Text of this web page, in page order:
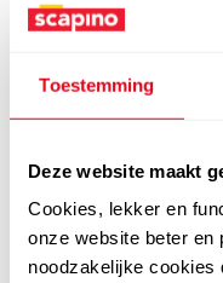
Toestemming
Deze website maakt
Cookies, lekker en
onze website beter en
noodzakelijke cookies